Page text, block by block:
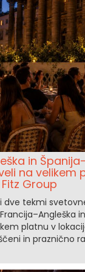
in
na velikem
Group
dve tekmi
platnu v
in praznično